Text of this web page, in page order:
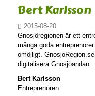
Bert Karlsson
2015-08-20
Gnosjöregionen är ett
många goda
omöjligt.
digitalisera Gnosjöandan
Bert Karlsson
Entreprenören